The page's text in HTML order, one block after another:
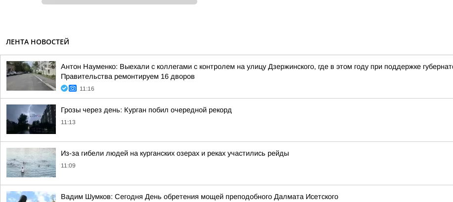
ЛЕНТА НОВОСТЕЙ
Антон Науменко: Выехали с коллегами с контролем на улицу Дзержинского, где в этом году при поддержке
Правительства ремонтируем 16 дворов
11:16
Грозы через день: Курган побил очередной рекорд
11:13
Из-за гибели людей на курганских озерах и реках участились рейды
11:09
Вадим Шумков: Сегодня День обретения мощей преподобного Далмата Исетского